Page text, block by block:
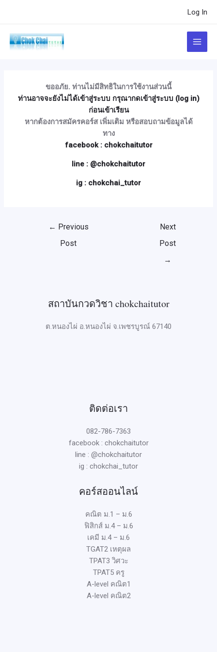
Log In
Main
Menu
ขออภัย. ท่านไม่มีสิทธิในการใช้งานส่วนนี้
ท่านอาจจะยังไม่ได้เข้าสู่ระบบ กรุณากดเข้าสู่ระบบ (log in)
ก่อนเข้าเรียน
หากต้องการสมัครคอร์ส เพิ่มเติม หรือสอบถามข้อมูลได้
ทาง
facebook : chokchaitutor
line : @chokchaitutor
ig : chokchai_tutor
← Previous
Post
Next
Post
→
สถาบันกวดวิชา chokchaitutor
ต.หนองไผ่ อ.หนองไผ่ จ.เพชรบูรณ์ 67140
ติดต่อเรา
082-786-7363
facebook : chokchaitutor
line : @chokchaitutor
ig : chokchai_tutor
คอร์สออนไลน์
คณิต ม.1 – ม.6
ฟิสิกส์ ม.4 – ม.6
เคมี ม.4 – ม.6
TGAT2 เหตุผล
TPAT3 วิศวะ
TPAT5 ครู
A-level คณิต1
A-level คณิต2